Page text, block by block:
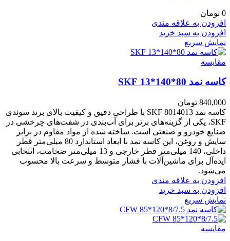
0 تومان
افزودن به علاقه مندی
افزودن به سبد خرید
نمایش سریع
مقايسه
کاسه نمد 80*140*13 SKF
840,000 تومان
کاسه نمد 8014013 SKF با طراحی دقیق و کیفیت بالای برند سوئدی
SKF، یکی از گزینه‌های برتر برای آب‌بندی در شفت‌های چرخشی در
صنایع خودرو و صنعتی است. ساخته شده از مواد مقاوم در برابر
سایش و روغن، این کاسه نمد با ابعاد استاندارد 80 میلی‌متر قطر
داخلی، 140 میلی‌متر قطر خارجی و 13 میلی‌متر ضخامت، انتخابی
ایده‌آل برای ماشین‌آلات با فشار متوسط و سرعت بالا محسوب
می‌شود.
افزودن به علاقه مندی
افزودن به سبد خرید
نمایش سریع
مقايسه